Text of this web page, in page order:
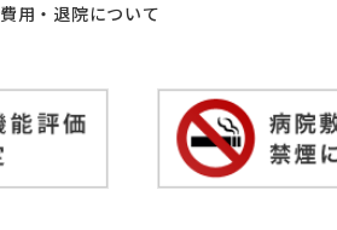
費用・退院について